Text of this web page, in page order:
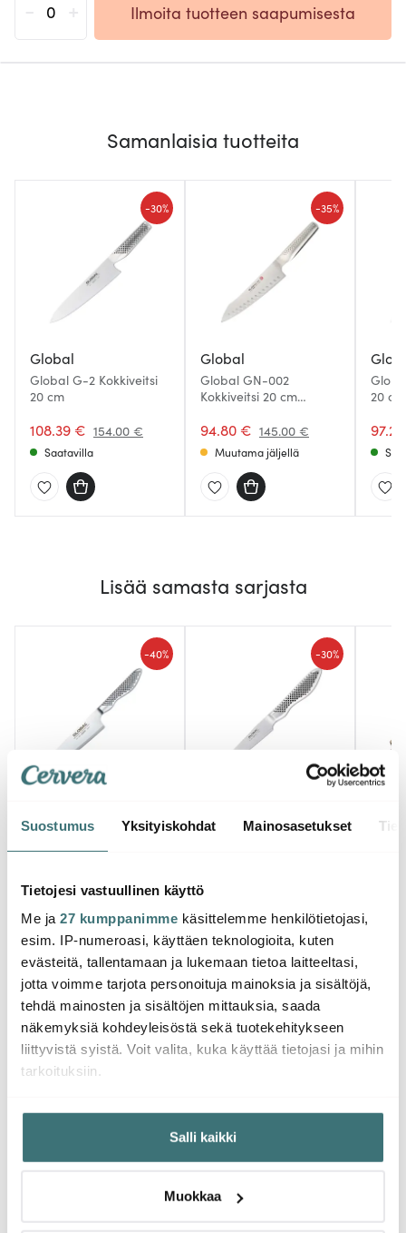
Suostumus Yksityiskohdat Mainosasetukset
Tietojesi vastuullinen käyttö
Me ja 27 kumppanimme käsittelemme henkilötietojasi,
esim. IP-numeroasi, käyttäen teknologioita, kuten
evästeitä, tallentamaan ja lukemaan tietoa laitteeltasi,
jotta voimme tarjota personoituja mainoksia ja sisältöjä,
tehdä mainosten ja sisältöjen mittauksia, saada
näkemyksiä kohdeyleisöstä sekä tuotekehitykseen
liittyvistä syistä. Voit valita, kuka käyttää tietojasi ja mihin
tarkoituksiin.
Jos sallit, haluamme myös tehdä seuraavia:
Kerätä tietoja maantieteellisestä sijainnistasi,
mahdollisesti muutaman metrin tarkkuudella
aktiivisesti (sormenjäljen muodostaminen)
Salli kaikki
Muokkaa
Ilmoita tuotteen saapumisesta
Samanlaisia tuotteita
Global
Global G-2 Kokkiveitsi
20 cm
108.39 € 154.00 €
-30%
Saatavilla
Global
Global GN-002
Kokkiveitsi 20 cm
94.80 € 145.00 €
-35%
Muutama jäljellä
20
Lisää samasta sarjasta
Global GS-109
-40%
Saatavilla
Global GS-38
-30%
Le
Saatat pitää myös näistä